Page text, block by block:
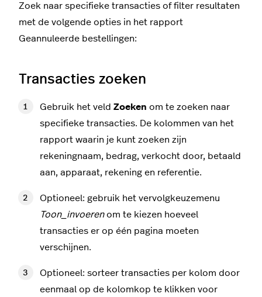
Zoek naar specifieke transacties of filter resultaten
met de volgende opties in het rapport
Geannuleerde bestellingen:
Transacties zoeken
Gebruik het veld Zoeken om te zoeken naar
specifieke transacties. De kolommen van het
rapport waarin je kunt zoeken zijn
rekeningnaam, bedrag, verkocht door, betaald
aan, apparaat, rekening en referentie.
Optioneel: gebruik het vervolgkeuzemenu
Toon_invoerenom te kiezen hoeveel
transacties er op één pagina moeten
verschijnen.
Optioneel: sorteer transacties per kolom door
eenmaal op de kolomkop te klikken voor